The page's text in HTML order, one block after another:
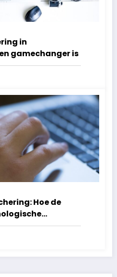
in
gamechanger is
Hoe de
van